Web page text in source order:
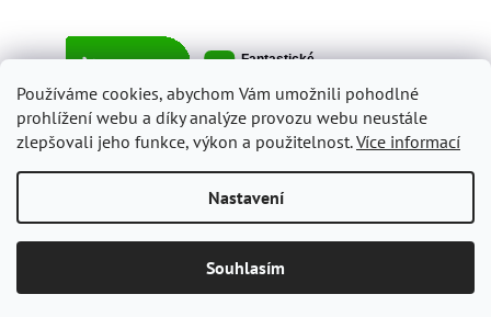
Používáme cookies, abychom Vám umožnili pohodlné
prohlížení webu a díky analýze provozu webu neustále
zlepšovali jeho funkce, výkon a použitelnost.Více informací
Nastavení
Souhlasím
Copyright 2026ItalyShop.cz. Všechna práva vyhrazena.Upravit
nastavení cookies